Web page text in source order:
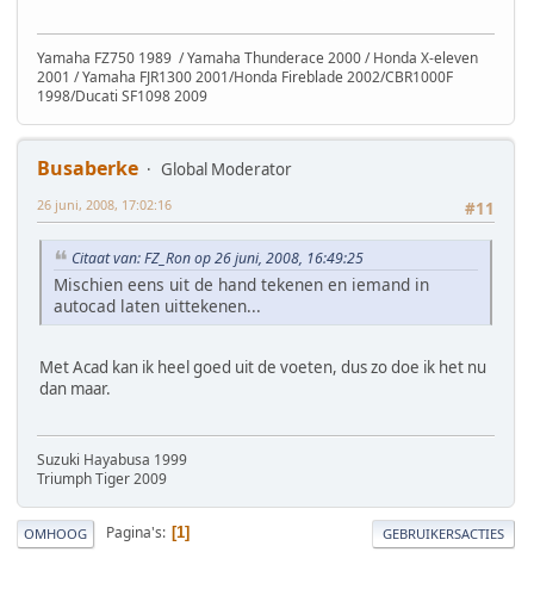
Yamaha FZ750 1989 / Yamaha Thunderace 2000 / Honda X-eleven
2001 / Yamaha FJR1300 2001/Honda Fireblade 2002/CBR1000F
1998/Ducati SF1098 2009
Busaberke
Global Moderator
#11
26 juni, 2008, 17:02:16
Citaat van: FZ_Ron op 26 juni, 2008, 16:49:25
Mischien eens uit de hand tekenen en iemand in
autocad laten uittekenen...
Met Acad kan ik heel goed uit de voeten, dus zo doe ik het nu
dan maar.
Suzuki Hayabusa 1999
Triumph Tiger 2009
OMHOOG Pagina's 1 GEBRUIKERSACTIES